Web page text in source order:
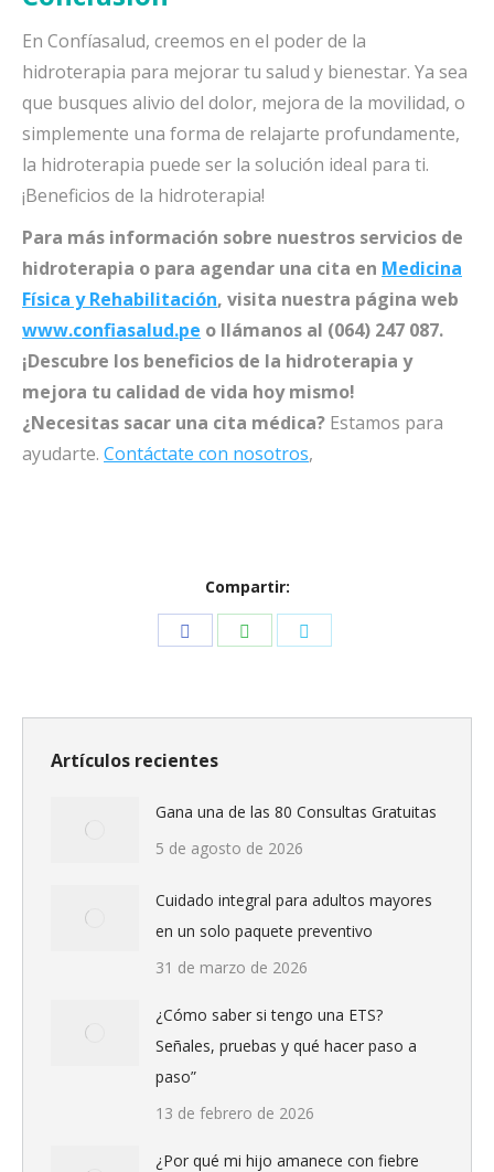
En Confíasalud, creemos en el poder de la
hidroterapia para mejorar tu salud y bienestar. Ya sea
que busques alivio del dolor, mejora de la movilidad, o
simplemente una forma de relajarte profundamente,
la hidroterapia puede ser la solución ideal para ti.
¡Beneficios de la hidroterapia!
Para más información sobre nuestros servicios de
hidroterapia o para agendar una cita en Medicina
Física y Rehabilitación, visita nuestra página web
www.confiasalud.pe o llámanos al (064) 247 087.
¡Descubre los beneficios de la hidroterapia y
mejora tu calidad de vida hoy mismo!
¿Necesitas sacar una cita médica? Estamos para
ayudarte. Contáctate con nosotros,
Compartir:
Artículos recientes
Gana una de las 80 Consultas Gratuitas
5 de agosto de 2026
Cuidado integral para adultos mayores
en un solo paquete preventivo
31 de marzo de 2026
¿Cómo saber si tengo una ETS?
Señales, pruebas y qué hacer paso a
paso”
13 de febrero de 2026
¿Por qué mi hijo amanece con fiebre